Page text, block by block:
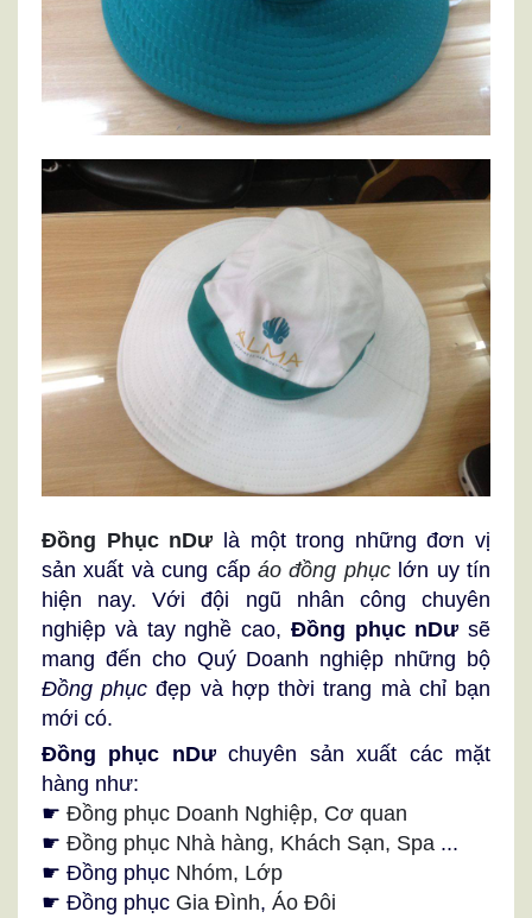
Đồng Phục nDư là một trong những đơn vị
sản xuất và cung cấp áo đồng phụclớn uy tín
hiện nay. Với đội ngũ nhân công chuyên
nghiệp và tay nghề cao, Đồng phục nDư sẽ
mang đến cho Quý Doanh nghiệp những bộ
Đồng phục đẹp và hợp thời trang mà chỉ bạn
mới có.
Đồng phục nDưchuyên sản xuất các mặt
hàng như:
☛ Đồng phục Doanh Nghiệp, Cơ quan
☛ Đồng phục Nhà hàng, Khách Sạn, Spa ...
☛ Đồng phục Nhóm, Lớp
☛ Đồng phục Gia Đình, Áo Đôi